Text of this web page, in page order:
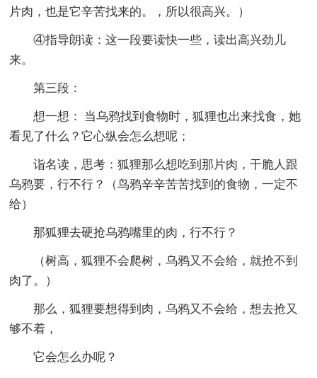
片肉，也是它辛苦找来的。，所以很高兴。）
④指导朗读：这一段要读快一些，读出高兴劲儿
来。
第三段：
想一想： 当乌鸦找到食物时，狐狸也出来找食，她
看见了什么？它心纵会怎么想呢；
诣名读，思考：狐狸那么想吃到那片肉，干脆人跟
乌鸦要，行不行？（鸟鸦辛辛苦苦找到的食物，一定不
给）
那狐狸去硬抢乌鸦嘴里的肉，行不行？
（树高，狐狸不会爬树，乌鸦又不会给，就抢不到
肉了。）
那么，狐狸要想得到肉，乌鸦又不会给，想去抢又
够不着，
它会怎么办呢？